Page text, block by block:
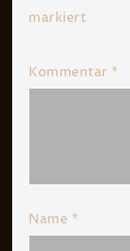
markiert
Kommentar *
Name *